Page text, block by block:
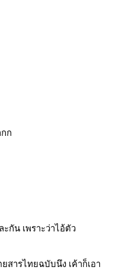
ก
กัน เพราะว่าไอ้ตัว
ารไทยฉบับนึง เค้าก็เอา